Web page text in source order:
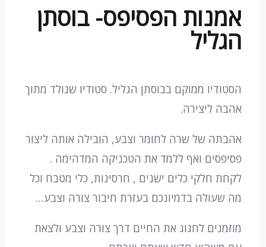
אמנות הפסיפס- בוסתן
הגליל
הסטודיו ממוקם בבוסתן הגליל. סטודיו שנולד מתוך
אהבה ליצירה.
אהבתה של שרה לחומר וצבע, הובילה אותה ליצור
פסיפסים ואף ללמד את הטכניקה המדהימה .
לקחת חלקי כלים ישנים , חרסינות, כלי מטבח וכל
מה שעולה בדמיונכם בעזרת חיבור צורה וצבע…
מוזמנים לחגוג את החיים דרך צורה וצבע ולצאת